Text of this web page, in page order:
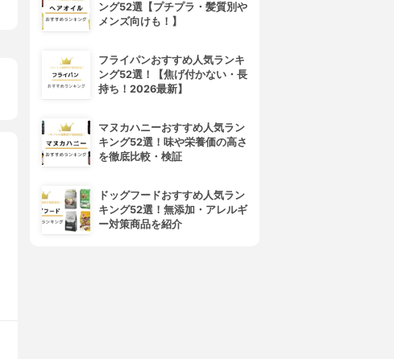
ング52選【プチプラ・髪質別や
メンズ向けも！】
フライパンおすすめ人気ランキ
ング52選！【焦げ付かない・長
持ち！2026最新】
マヌカハニーおすすめ人気ラン
キング52選！味や栄養価の高さ
を徹底比較・検証
ドッグフードおすすめ人気ラン
キング52選！無添加・アレルギ
ー対策商品を紹介